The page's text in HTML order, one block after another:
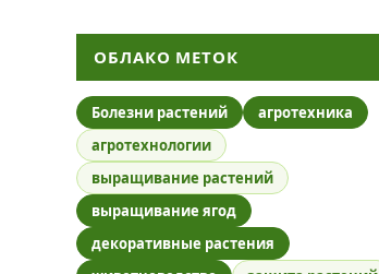
ОБЛАКО МЕТОК
Болезни растений
агротехника
агротехнологии
выращивание растений
выращивание ягод
декоративные растения